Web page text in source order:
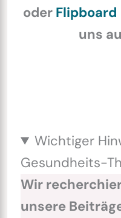
oder Flipboard
uns
Wichtiger
Gesundheits-
Wir
unsere